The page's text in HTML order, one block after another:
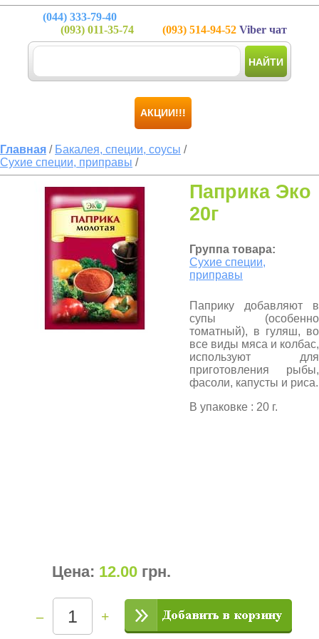
(044) 333-79-40
(093) 011-35-74 (093) 514-94-52 Viber чат
НАЙТИ
АКЦИИ!!!
Главная / Бакалея, специи, соусы /
Сухие специи, приправы /
Паприка Эко
20г
Группа товара:
Сухие специи,
приправы
Паприку добавляют в
супы (особенно
томатный), в гуляш, во
все виды мяса и колбас,
используют для
приготовления рыбы,
фасоли, капусты и риса.
В упаковке : 20 г.
Цена: 12.00 грн.
– +